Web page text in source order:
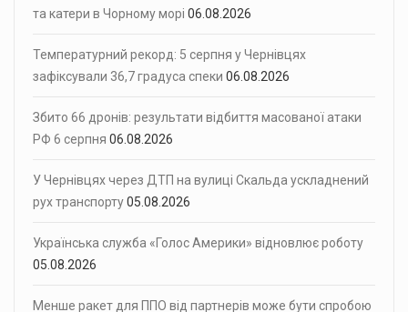
та катери в Чорному морі 06.08.2026
Температурний рекорд: 5 серпня у Чернівцях
зафіксували 36,7 градуса спеки 06.08.2026
Збито 66 дронів: результати відбиття масованої атаки
РФ 6 серпня 06.08.2026
У Чернівцях через ДТП на вулиці Скальда ускладнений
рух транспорту05.08.2026
Українська служба «Голос Америки» відновлює роботу
05.08.2026
Менше ракет для ППО від партнерів може бути спробою